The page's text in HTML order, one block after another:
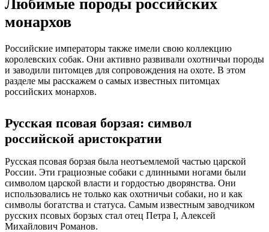
Любимые породы российских
монархов
Российские императоры также имели свою коллекцию
королевских собак. Они активно развивали охотничьи породы
и заводили питомцев для сопровождения на охоте. В этом
разделе мы расскажем о самых известных питомцах
российских монархов.
Русская псовая борзая: символ
российской аристократии
Русская псовая борзая была неотъемлемой частью царской
России. Эти грациозные собаки с длинными ногами были
символом царской власти и гордостью дворянства. Они
использовались не только как охотничьи собаки, но и как
символы богатства и статуса. Самым известным заводчиком
русских псовых борзых стал отец Петра I, Алексей
Михайлович Романов.